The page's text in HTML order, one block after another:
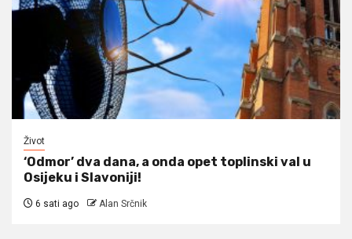
Život
‘Odmor’ dva dana, a onda opet toplinski val u
Osijeku i Slavoniji!
6 sati ago Alan Srčnik